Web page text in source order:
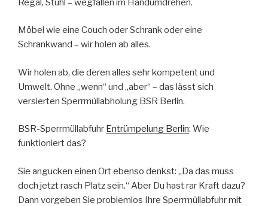
Regal, Stuhl – wegfallen im Handumdrehen.
Möbel wie eine Couch oder Schrank oder eine
Schrankwand – wir holen ab alles.
Wir holen ab, die deren alles sehr kompetent und
Umwelt. Ohne „wenn“ und „aber“ – das lässt sich
versierten Sperrmüllabholung BSR Berlin.
BSR-Sperrmüllabfuhr Entrümpelung Berlin: Wie
funktioniert das?
Sie angucken einen Ort ebenso denkst: „Da das muss
doch jetzt rasch Platz sein.“ Aber Du hast rar Kraft dazu?
Dann vorgeben Sie problemlos Ihre Sperrmüllabfuhr mit